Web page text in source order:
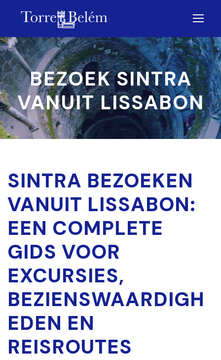
BEZOEK SINTRA
VANUIT LISSABON
SINTRA BEZOEKEN
VANUIT LISSABON:
EEN COMPLETE
GIDS VOOR
EXCURSIES,
BEZIENSWAARDIGH
EDEN EN
REISROUTES